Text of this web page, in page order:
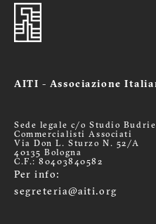
AITI - Associazione
Sede legale c/o Studio
Commercialisti Associati
Via Don L. Sturzo N. 52/A
40135 Bologna
C.F.: 80403840582
Per info:
segreteria@aiti.org